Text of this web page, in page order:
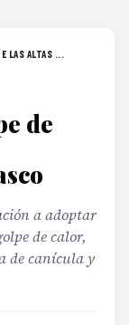
LAS ALTAS ...
de
a adoptar
de calor,
de canícula y